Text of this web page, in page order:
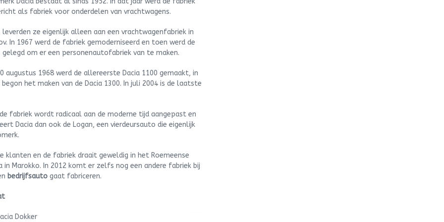
als fabriek voor onderdelen van vrachtwagens.
leverden ze eigenlijk alleen aan een vrachtwagenfabriek in
In 1967 werd de fabriek gemoderniseerd en toen werd de
gelegd om er een personenautofabriek van te maken.
augustus 1968 werd de allereerste Dacia 1100 gemaakt, in
begon het maken van de Dacia 1300. In juli 2004 is de laatste
fabriek wordt radicaal aan de moderne tijd aangepast en
Dacia dan ook de Logan, een vierdeursauto die eigenlijk
klanten en de fabriek draait geweldig in het Roemeense
Marokko. In 2012 komt er zelfs nog een andere fabriek bij
bedrijfsauto gaat fabriceren.
Dokker